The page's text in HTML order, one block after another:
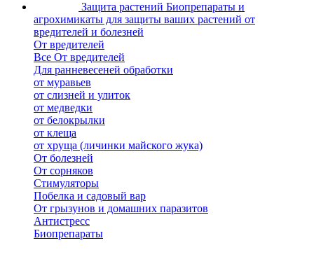
Защита растений Биопрепараты и
агрохимикаты для защиты ваших растений от
вредителей и болезней
От вредителей
Все От вредителей
Для ранневесеней обработки
от муравьев
от слизней и улиток
от медведки
от белокрылки
от клеща
от хруща (личинки майского жука)
От болезней
От сорняков
Стимуляторы
Побелка и садовый вар
От грызунов и домашних паразитов
Антистресс
Биопрепараты